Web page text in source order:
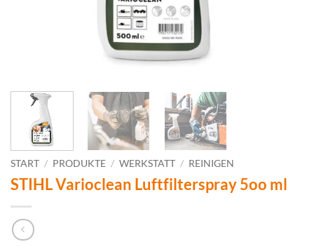
START / PRODUKTE / WERKSTATT / REINIGEN
STIHL Varioclean Luftfilterspray 5oo ml